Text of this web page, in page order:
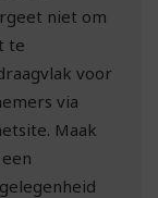
niet om
te
voor
via
Maak